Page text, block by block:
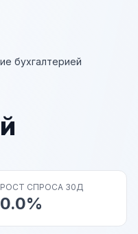
бухгалтерией
РОСТ СПРОСА 30Д
0.0%